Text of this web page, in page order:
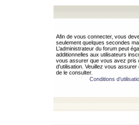
Afin de vous connecter, vous
seulement quelques secondes
L’administrateur du forum peut
additionnelles aux utilisateurs
vous assurer que vous avez pris
d’utilisation. Veuillez vous
de le consulter.
Conditions